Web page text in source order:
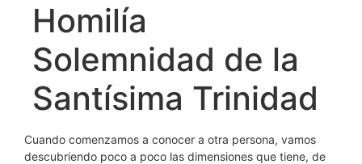
Homilía
Solemnidad de la
Santísima Trinidad
Cuando comenzamos a conocer a otra persona, vamos
descubriendo poco a poco las dimensiones que tiene, de